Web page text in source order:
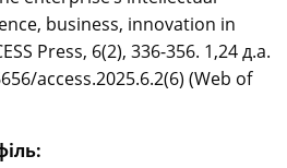
business, innovation in
Press, 6(2), 336-356. 1,24 д.а.
access.2025.6.2(6) (Web of